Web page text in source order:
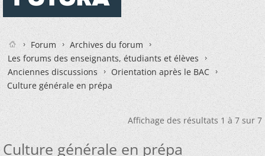
Forum
Archives du forum
Les forums des enseignants, étudiants et élèves
Anciennes discussions
Orientation après le BAC
Culture générale en prépa
Affichage des résultats 1 à 7 sur 7
Culture générale en prépa